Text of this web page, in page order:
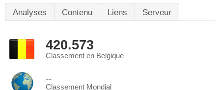
Analyses Contenu Liens Serveur
420.573
Classement en Belgique
--
Classement Mondial